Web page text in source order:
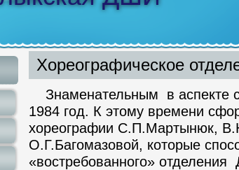
Хореографическое
Знаменательным в аспекте
1984 год. К этому времени
хореографии С.П.Мартынюк,
О.Г.Багомазовой, которые
«востребованного»